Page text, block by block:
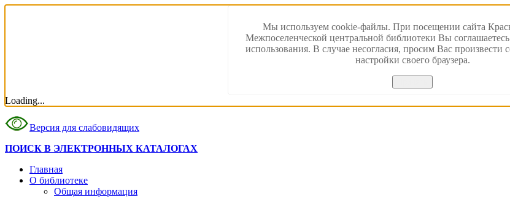
Мы используем cookie-файлы. При посещении сайта
Межпоселенческой центральной библиотеки Вы
использования. В случае несогласия, просим Вас произвести
настройки своего браузера.
Loading...
Версия для слабовидящих
ПОИСК В ЭЛЕКТРОННЫХ КАТАЛОГАХ
Главная
О библиотеке
Общая информация